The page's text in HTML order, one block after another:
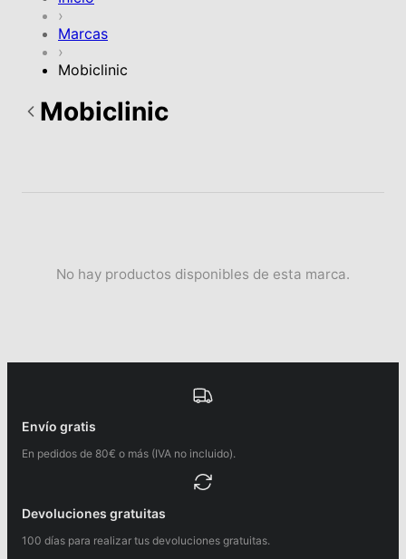
›
Marcas
›
Mobiclinic
Mobiclinic
No hay productos disponibles de esta marca.
Envío gratis
En pedidos de 80€ o más (IVA no incluido).
Devoluciones gratuitas
100 días para realizar tus devoluciones gratuitas.